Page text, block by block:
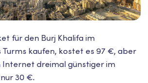
für den Burj Khalifa im
Turms kaufen, kostet es 97 €, aber
Internet dreimal günstiger im
30 €.